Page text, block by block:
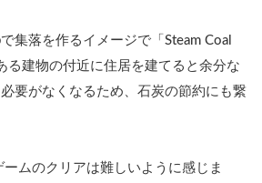
集落を作るイメージで「Steam Coal
る建物の付近に住居を建てると余分な
要がなくなるため、石炭の節約にも繋
ムのクリアは難しいように感じま